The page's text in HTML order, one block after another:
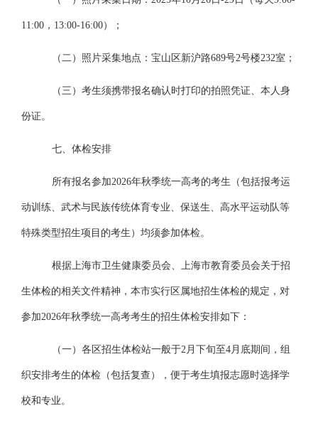
11:00 ， 13:00-16:00）；
（二） 照片采集地点：宝山区新沪路689号2号楼232室；
（三） 考生须携带报名确认时打印的拍照凭证、本人身
份证。
七、体检安排
所有报名参加2026年秋季统一高考的考生（包括报考运
动训练、武术与民族传统体育专业、保送生、高水平运动队等
特殊类型招生项目的考生）均须参加体检。
根据上海市卫生健康委员会、上海市教育委员会关于招
生体检的相关文件精神，本市实行区属地招生体检的规定，对
参加2026年秋季统一高考考生的招生体检安排如下：
（一） 各区招生体检站一般于2月下旬至4月底期间，组
织安排考生的体检（包括复查），便于考生填报志愿时选择学
校和专业。